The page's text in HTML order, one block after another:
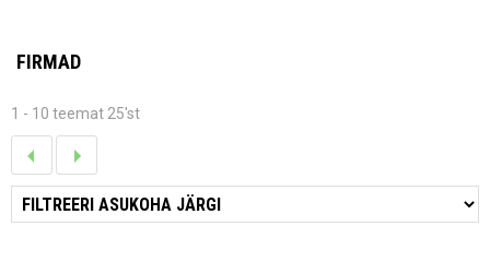
FIRMAD
1 - 10 teemat 25'st